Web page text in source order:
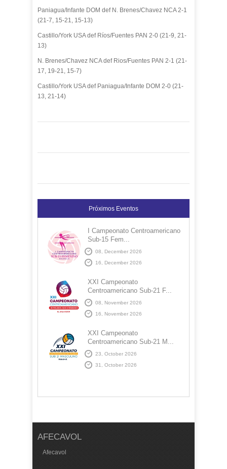
Paniagua/Infante DOM def N. Brenes/Chavez NCA 2-1
(21-7, 15-21, 15-13)
Castillo/York USA def Ríos/Fuentes PAN 2-0 (21-9, 21-
13)
N. Brenes/Chavez NCA def Rios/Fuentes PAN 2-1 (21-
17, 19-21, 15-7)
Castillo/York USA def Paniagua/Infante DOM 2-0 (21-
13, 21-14)
Próximos Eventos
I Campeonato Centroamericano
Sub-15 Fem...
08, December 2026
16, December 2026
XXI Campeonato
Centroamericano Sub-21 F...
08, November 2026
16, November 2026
XXI Campeonato
Centroamericano Sub-21 M...
23, October 2026
31, October 2026
AFECAVOL
Afecavol